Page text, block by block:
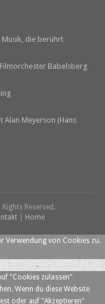
die berührt
Babelsberg
Alan Meyerson (Hans
Rights Reserved.
Home
Verwendung von Cookies zu.
"Cookies zulassen"
Wenn du diese Website
oder auf "Akzeptieren"